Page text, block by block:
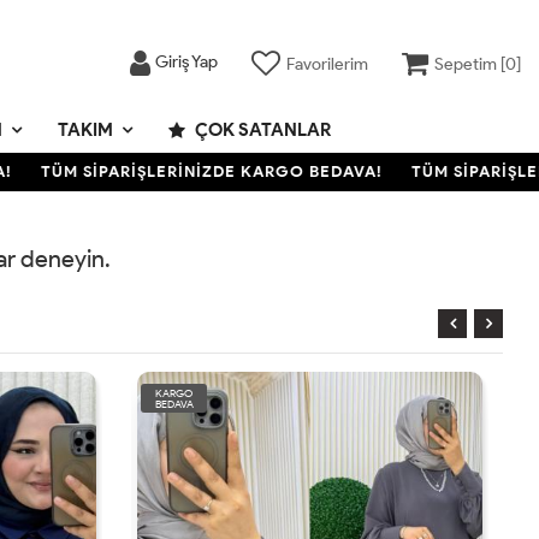
Giriş Yap Favorilerim Sepetim [0]
TAKIM ÇOK SATANLAR
TÜM SİPARİŞLERİNİZDE KARGO BEDAVA! TÜM
deneyin.
KARGO
BEDAVA